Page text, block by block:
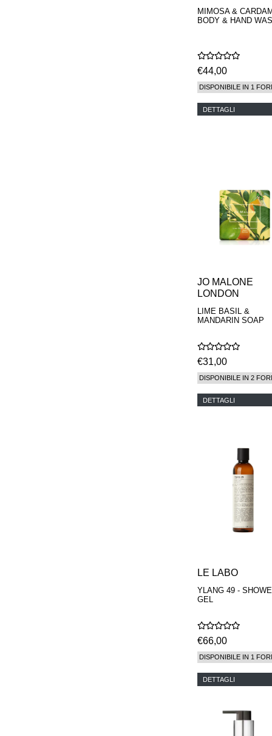
MIMOSA &
BODY & HAND
€44,00
DISPONIBILE IN 1
DETTAGLI
JO MALONE
LONDON
LIME BASIL &
MANDARIN SOAP
€31,00
DISPONIBILE IN 2
DETTAGLI
LE LABO
YLANG 49 -
GEL
€66,00
DISPONIBILE IN 1
DETTAGLI